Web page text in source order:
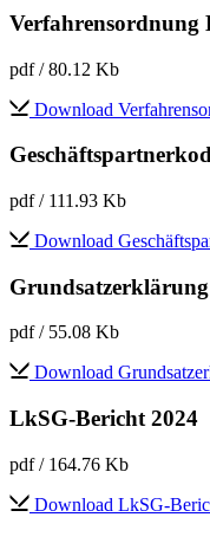
Verfahrensordnung
pdf/ 80.12 Kb
Download
pdf/ 111.93 Kb
Download
Grundsatzerklärung
pdf/ 55.08 Kb
Download
LkSG-Bericht 2024
pdf/ 164.76 Kb
Download LkSG-